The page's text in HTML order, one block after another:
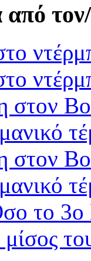
από
στον
στον
το 3ο